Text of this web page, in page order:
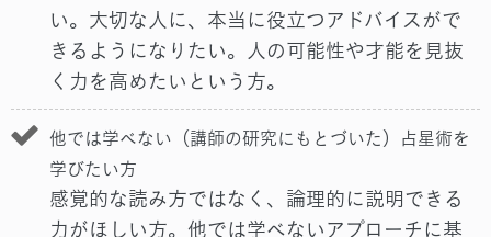
い。大切な人に、本当に役立つアドバイスがで
きるようになりたい。人の可能性や才能を見抜
く力を高めたいという方。
他では学べない（講師の研究にもとづいた）占星術を
学びたい方
感覚的な読み方ではなく、論理的に説明できる
力がほしい方。他では学べないアプローチに基